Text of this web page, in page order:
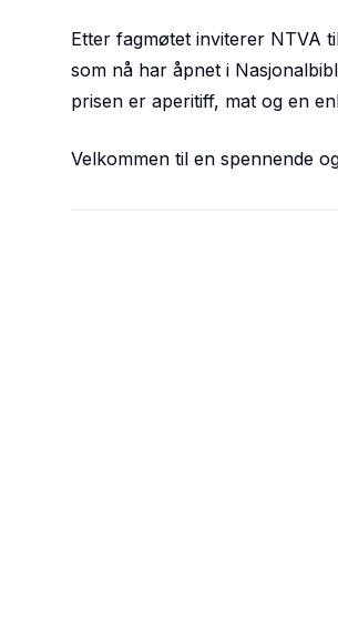
Etter fagmøtet inviterer NTVA
som nå har åpnet i
prisen er aperitiff, mat og en
Velkommen til en spennende